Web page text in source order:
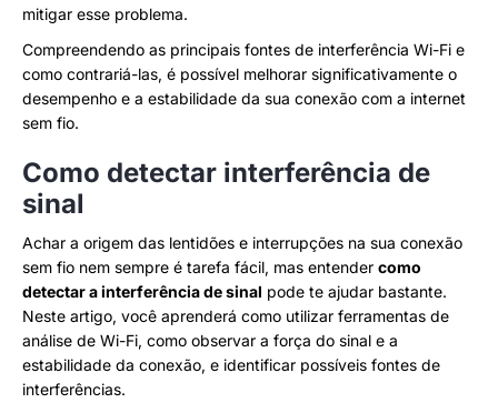
mitigar esse problema.
Compreendendo as principais fontes de interferência Wi-Fi e
como contrariá-las, é possível melhorar significativamente o
desempenho e a estabilidade da sua conexão com a internet
sem fio.
Como detectar interferência de
sinal
Achar a origem das lentidões e interrupções na sua conexão
sem fio nem sempre é tarefa fácil, mas entender como
detectar a interferência de sinal pode te ajudar bastante.
Neste artigo, você aprenderá como utilizar ferramentas de
análise de Wi-Fi, como observar a força do sinal e a
estabilidade da conexão, e identificar possíveis fontes de
interferências.